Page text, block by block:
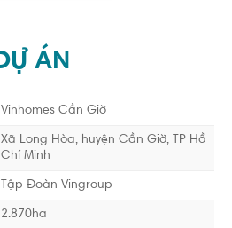
Xã Long Hòa, huyện Cần Giờ, TP Hồ
Tập Đoàn Vingroup
2.870ha
45%